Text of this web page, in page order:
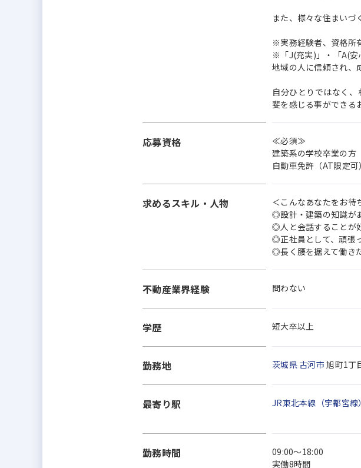
また、様々な住まいづ
※実務経験者、資格所
※「J(充実)」・「A(
地域の人に信頼され、
自分ひとりではなく
斐を感じる事ができる
応募資格
≪必須≫
建築系の学校卒業の
自動車免許（AT限定可）
求めるスキル・人物
＜こんなあなたをお待
◎設計・建築の知識が
◎人と会話することが
◎正社員として、頑張
◎長く腰を据えて働き
不動産業界経験 問わない
学歴 短大卒以上
勤務地 茨城県 古河市 旭町1丁
最寄り駅 JR東北本線（宇都宮線）
勤務時間
09:00～18:00
実働8時間